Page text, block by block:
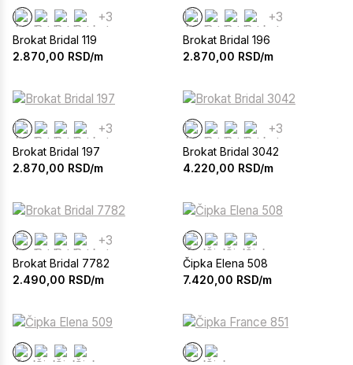
+3
Brokat Bridal 119
2.870,00 RSD/m
+3
Brokat Bridal 196
2.870,00 RSD/m
+3
Brokat Bridal 197
2.870,00 RSD/m
+3
Brokat Bridal 3042
4.220,00 RSD/m
+3
Brokat Bridal 7782
2.490,00 RSD/m
Čipka Elena 508
7.420,00 RSD/m